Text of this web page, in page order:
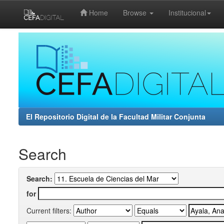
Home Browse Institucional
El Repositorio Digital de la Facultad Militar Conjunta
Search
Search:
for
Current filters: